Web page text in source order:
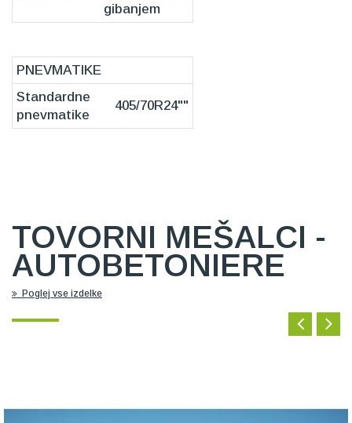
gibanjem
PNEVMATIKE
Standardne
pnevmatike
405/70R24""
TOVORNI MEŠALCI -
AUTOBETONIERE
Poglej vse izdelke